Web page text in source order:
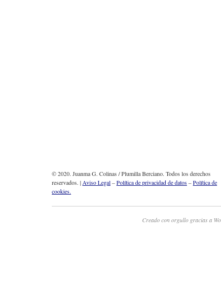
© 2020. Juanma G. Colinas / Plumilla Berciano. Todos los derechos
reservados. |Aviso Legal–Política de privacidad de datos–Política de
cookies.
Creado con orgullo gracias a